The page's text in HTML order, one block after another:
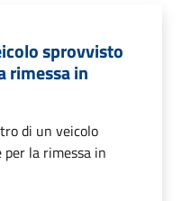
sprovvisto
rimessa in
di un veicolo
la rimessa in